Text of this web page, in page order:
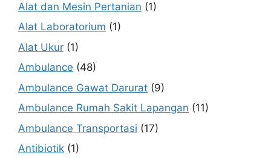
Alat dan Mesin Pertanian (1)
Alat Laboratorium (1)
Alat Ukur (1)
Ambulance (48)
Ambulance Gawat Darurat (9)
Ambulance Rumah Sakit Lapangan (11)
Ambulance Transportasi (17)
Antibiotik (1)